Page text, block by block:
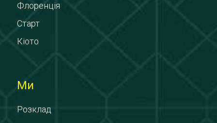
Флоренція
Старт
Кіото
Ми
Розклад